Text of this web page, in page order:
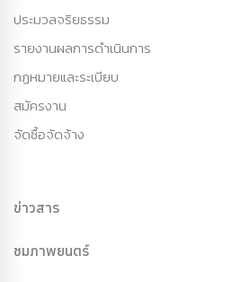
ประมวลจริยธรรม
รายงานผลการดำเนินการ
กฏหมายและระเบียบ
สมัครงาน
จัดซื้อจัดจ้าง
ข่าวสาร
ชมภาพยนตร์